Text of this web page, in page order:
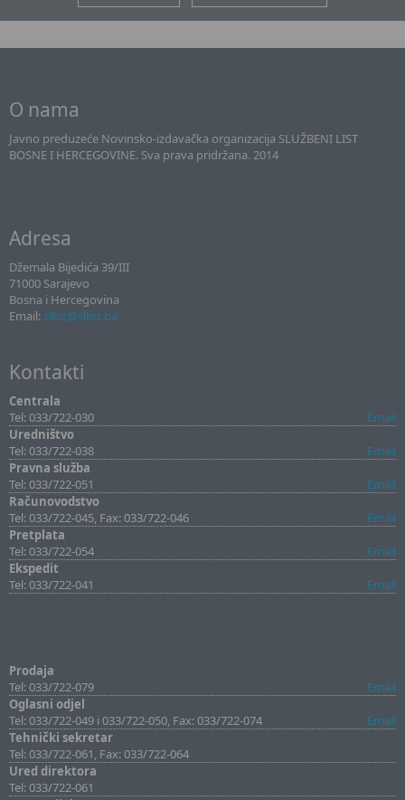
O nama
Javno preduzeće Novinsko-izdavačka organizacija SLUŽBENI LIST
BOSNE I HERCEGOVINE. Sva prava pridržana. 2014
Adresa
Džemala Bijedića 39/III
71000 Sarajevo
Bosna i Hercegovina
Email: sllist@sllist.ba
Kontakti
Centrala
Tel: 033/722-030
Email
Uredništvo
Tel: 033/722-038
Email
Pravna služba
Tel: 033/722-051
Email
Računovodstvo
Tel: 033/722-045, Fax: 033/722-046
Email
Pretplata
Tel: 033/722-054
Email
Ekspedit
Tel: 033/722-041
Email
Prodaja
Tel: 033/722-079
Email
Oglasni odjel
Tel: 033/722-049 i 033/722-050, Fax: 033/722-074
Email
Tehnički sekretar
Tel: 033/722-061, Fax: 033/722-064
Ured direktora
Tel: 033/722-061